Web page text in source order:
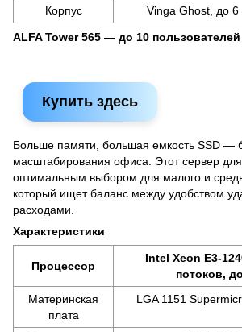
Корпус
Vinga Ghost, до 6
ALFA Tower 565 — до 10 пользователей
Купить здесь
Больше памяти, большая емкость SSD —
масштабирования офиса. Этот сервер для
оптимальным выбором для малого и
который ищет баланс между удобством
расходами.
Характеристики
Процессор
Intel Xeon E3-
потоков,
Материнская
плата
LGA 1151